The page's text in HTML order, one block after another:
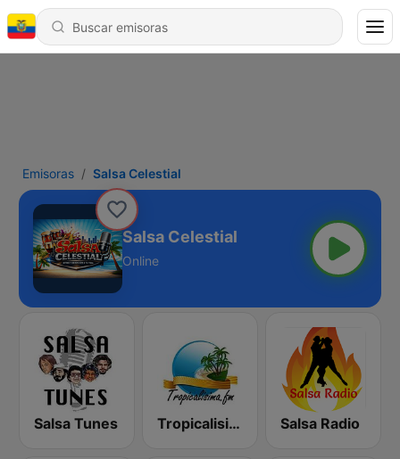
Emisoras Salsa Celestial
Salsa Celestial
Online
Salsa Tunes Tropicalisima.fm - Salsa Salsa Radio